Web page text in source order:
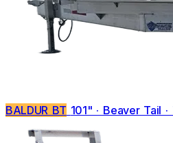
BALDUR BT 101" · Beaver Tail